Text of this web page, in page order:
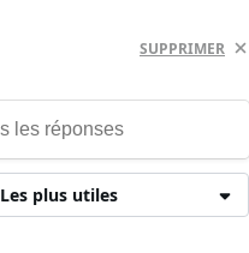
SUPPRIMER
Les plus utiles